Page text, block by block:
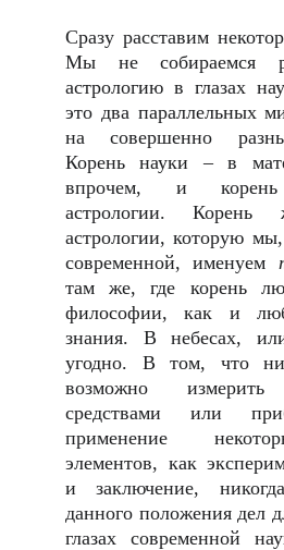
Сразу расставим
Мы не собираемся
астрологию в глазах
это два параллельных
на совершенно
Корень науки – в
впрочем, и корень
астрологии. Корень
астрологии, которую
современной, именуем
там же, где корень
философии, как и
знания. В небесах,
угодно. В том, что
возможно измерить
средствами или
применение
элементов, как
и заключение,
данного положения дел
глазах современной